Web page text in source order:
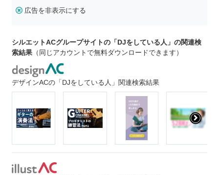
広告を非表示にする
シルエットACグループサイトの「DJをしている人」の関連検
索結果 （同じアカウントで無料ダウンロードできます）
デザインACの「DJをしている人」関連検索結果